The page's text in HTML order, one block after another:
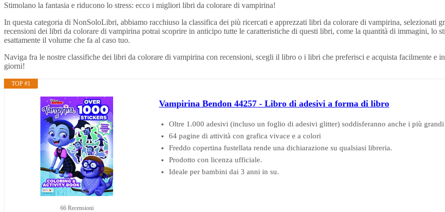
Stimolano la fantasia e riducono lo stress: ecco i migliori libri da colorare di vampirina!
In questa categoria di NonSoloLibri, abbiamo racchiuso la classifica dei più ricercati e apprezzati libri da colorare di vampirina, selezionati
recensioni dei libri da colorare di vampirina potrai scoprire in anticipo tutte le caratteristiche di questi libri, come la quantità di immagini, lo
esattamente il volume che fa al caso tuo.
Naviga fra le nostre classifiche dei libri da colorare di vampirina con recensioni, scegli il libro o i libri che preferisci e acquista facilmente e
giorni!
TOP #1
66 Recensioni
Vampirina Bendon 44257 - Libro di adesivi a forma di libro
Oltre 1.000 adesivi (incluso un foglio di adesivi glitter) soddisferanno anche i più
64 pagine di attività con grafica vivace e a colori
Freddo copertina fustellata rende una dichiarazione su qualsiasi libreria.
Prodotto con licenza ufficiale.
Ideale per bambini dai 3 anni in su.